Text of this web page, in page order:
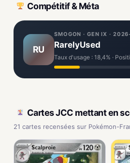
Compétitif & Méta
RU
SMOGON · GEN IX ·
RarelyUsed
Taux d'usage : 18,4% ·
Cartes JCC mettant en
21 cartes recensées sur Pokémon-